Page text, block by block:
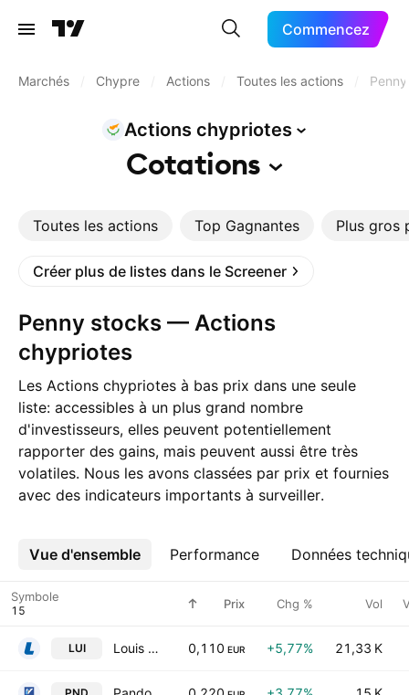
Commencez
Marchés Chypre Actions Toutes les actions
Actions chypriotes
Cotations
Toutes les actions Top Gagnantes Plus gros
Créer plus de listes dans le Screener
Penny stocks — Actions
chypriotes
Les Actions chypriotes à bas prix dans une seule
liste: accessibles à un plus grand nombre
d'investisseurs, elles peuvent potentiellement
rapporter des gains, mais peuvent aussi être très
volatiles. Nous les avons classées par prix et fournies
avec des indicateurs importants à surveiller.
Vue d'ensemble Performance Données
Plus
Symbole Prix Chg % Vol
LUI Louis Public Company Ltd. 0,110 EUR +5,77% 21,33 K